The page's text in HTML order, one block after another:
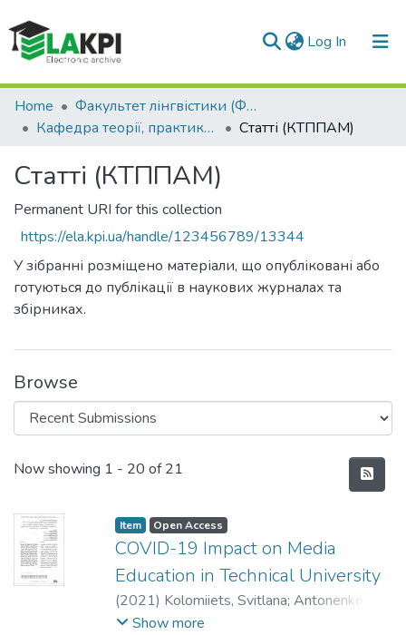
Log In (current)
Communities & Collections
All of DSpace
Statistics
Home
Факультет лінгвістики (ФЛ)
Кафедра теорії, практики та перекладу англійської мови (КТППАМ)
Статті (КТППАМ)
Статті (КТППАМ)
Permanent URI for this collection
https://ela.kpi.ua/handle/123456789/13344
У зібранні розміщено матеріали, що опубліковані або
готуються до публікації в наукових журналах та
збірниках.
Browse
Recent Submissions
Now showing 1 - 20 of 21
Item Open Access
COVID-19 Impact on Media
Education in Technical University
(2021) Kolomiiets, Svitlana; Antonenko,
Inna;Guryeyeva, Lyudmyla
Show more